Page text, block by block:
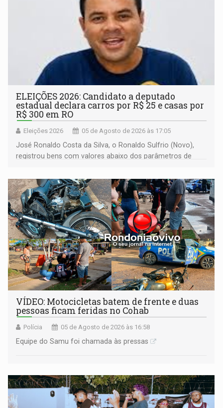
ELEIÇÕES 2026: Candidato a deputado
estadual declara carros por R$ 25 e casas por
R$ 300 em RO
Eleições 2026 05 de Agosto de 2026 às 17:05
José Ronaldo Costa da Silva, o Ronaldo Sulfrio (Novo),
registrou bens com valores abaixo dos parâmetros de
milhões
VÍDEO: Motocicletas batem de frente e duas
pessoas ficam feridas no Cohab
Polícia 05 de Agosto de 2026 às 16:58
Equipe do Samu foi chamada às pressas